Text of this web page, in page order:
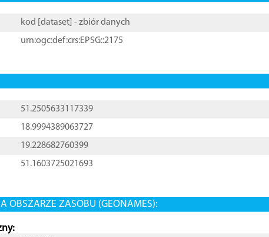
kod [ dataset ] - zbiór danych
urn:ogc:def:crs:EPSG::2175
51.2505633117339
18.9994389063727
19.228682760399
51.1603725021693
OBSZARZE ZASOBU (GEONAMES):